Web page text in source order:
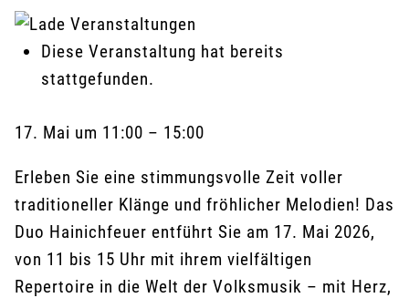
Diese Veranstaltung hat bereits
stattgefunden.
17. Mai um 11:00 – 15:00
Erleben Sie eine stimmungsvolle Zeit voller
traditioneller Klänge und fröhlicher Melodien! Das
Duo Hainichfeuer entführt Sie am 17. Mai 2026,
von 11 bis 15 Uhr mit ihrem vielfältigen
Repertoire in die Welt der Volksmusik – mit Herz,